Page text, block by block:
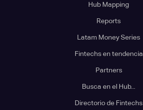
Hub Mapping
Reports
Latam Money Series
Fintechs en tendencia
Partners
Busca en el Hub...
Directorio de Fintechs